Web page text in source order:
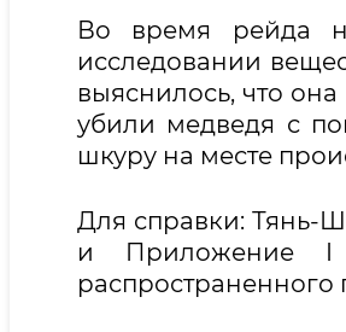
Во время рейда
исследовании
выяснилось, что
убили медведя с
шкуру на месте
Для справки: Тянь-
и Приложение I
распространенного